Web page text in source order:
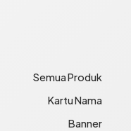
Semua Produk
Kartu Nama
Banner